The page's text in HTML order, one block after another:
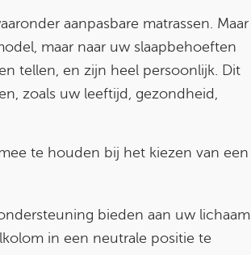
aanpasbare matrassen. Maar
maar naar uw slaapbehoeften
tellen, en zijn heel persoonlijk. Dit
zoals uw leeftijd, gezondheid,
te houden bij het kiezen van een
bieden aan uw lichaam
in een neutrale positie te